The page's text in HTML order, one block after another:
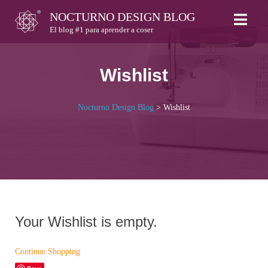
content
NOCTURNO DESIGN BLOG
El blog #1 para aprender a coser
Wishlist
Nocturno Design Blog > Wishlist
Your Wishlist is empty.
Continue Shopping